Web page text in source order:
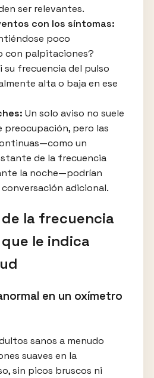
ser relevantes.
con los síntomas:
poco
con palpitaciones?
su frecuencia del pulso
alta o baja en ese
Un solo aviso no suele
preocupación, pero las
un
de la frecuencia
la noche—podrían
adicional.
la frecuencia
le indica
en un oxímetro
sanos a menudo
suaves en la
sin picos bruscos ni